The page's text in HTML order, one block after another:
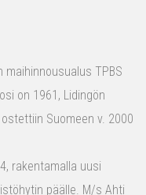
TPBS
on 1961, Lidingön
Suomeen v. 2000
rakentamalla uusi
päälle. M/s Ahti